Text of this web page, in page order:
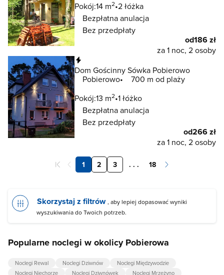
Pokój:14 m2 2 łóżka
Bezpłatna anulacja
Bez przedpłaty
od186 zł
za 1 noc, 2 osoby
Dom Gościnny Sówka Pobierowo
Pobierowo
700 m od plaży
Pokój:13 m2 1 łóżko
Bezpłatna anulacja
Bez przedpłaty
od266 zł
za 1 noc, 2 osoby
1 2 3 . . . 18
Skorzystaj z filtrów , aby lepiej dopasować wyniki
wyszukiwania do Twoich potrzeb.
Popularne noclegi w okolicy Pobierowa
Noclegi Rewal Noclegi Dziwnów
Noclegi Międzywodzie
Noclegi Niechorze
Noclegi Dziwnówek
Noclegi Mrzeżyno